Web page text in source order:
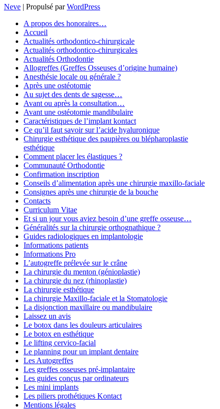
Neve | Propulsé parWordPress
A propos des honoraires…
Accueil
Actualités orthodontico-chirurgicale
Actualités orthodontico-chirurgicales
Actualités Orthodontie
Allogreffes (Greffes Osseuses d’origine humaine)
Anesthésie locale ou générale ?
Après une ostéotomie
Au sujet des dents de sagesse…
Avant ou après la consultation…
Avant une ostéotomie mandibulaire
Caractéristiques de l’implant kontact
Ce qu’il faut savoir sur l’acide hyaluronique
Chirurgie esthétique des paupières ou blépharoplastie
esthétique
Comment placer les élastiques ?
Communauté Orthodontie
Confirmation inscription
Conseils d’alimentation après une chirurgie maxillo-faciale
Consignes après une chirurgie de la bouche
Contacts
Curriculum Vitae
Et si un jour vous aviez besoin d’une greffe osseuse…
Généralités sur la chirurgie orthognathique ?
Guides radiologiques en implantologie
Informations patients
Informations Pro
L’autogreffe prélevée sur le crâne
La chirurgie du menton (génioplastie)
La chirurgie du nez (rhinoplastie)
La chirurgie esthétique
La chirurgie Maxillo-faciale et la Stomatologie
La disjonction maxillaire ou mandibulaire
Laissez un avis
Le botox dans les douleurs articulaires
Le botox en esthétique
Le lifting cervico-facial
Le planning pour un implant dentaire
Les Autogreffes
Les greffes osseuses pré-implantaire
Les guides conçus par ordinateurs
Les mini implants
Les piliers prothétiques Kontact
Mentions légales